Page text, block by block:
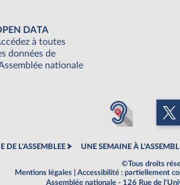
DATA
à toutes
données de
nationale
DE L'ASSEMBLEE UNE SEMAINE À
©Tous droits
Mentions légales
Accessibilité : partiellement
Assemblée nationale - 126 Rue de